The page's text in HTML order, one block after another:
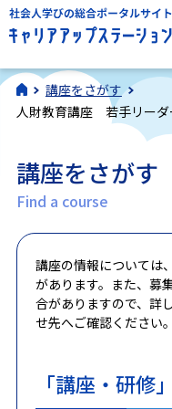
講座をさがす
人財教育講座 若手リーダ
講座をさがす
Find a course
講座の情報については
があります。また、募
合がありますので、詳
せ先へご確認ください。
「講座・研修